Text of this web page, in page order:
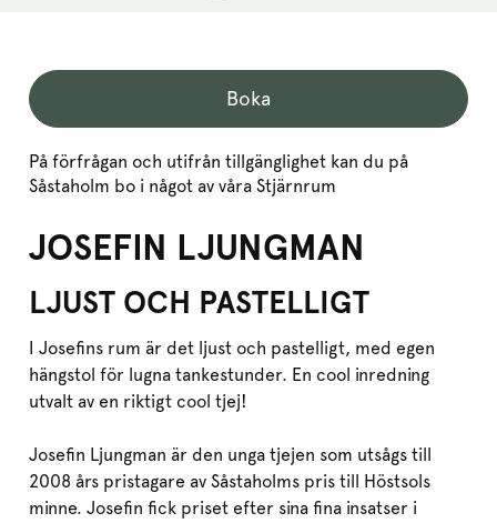
JOSEFIN LJUNGMAN
LJUST OCH PASTELLIGT
I Josefins rum är det ljust och pastelligt, med egen
hängstol för lugna tankestunder. En cool inredning
utvalt av en riktigt cool tjej!
Josefin Ljungman är den unga tjejen som utsågs till
2008 års pristagare av Såstaholms pris till Höstsols
minne. Josefin fick priset efter sina fina insatser i
Boka
På förfrågan och utifrån tillgänglighet kan du på
Såstaholm bo i något av våra Stjärnrum